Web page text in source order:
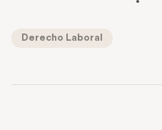
Derecho Laboral